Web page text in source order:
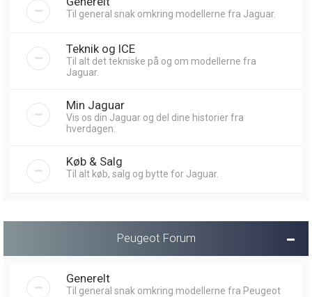
Til general snak omkring modellerne fra Jaguar.
Teknik og ICE
Til alt det tekniske på og om modellerne fra
Jaguar.
Min Jaguar
Vis os din Jaguar og del dine historier fra
hverdagen.
Køb & Salg
Til alt køb, salg og bytte for Jaguar.
Peugeot Forum
Generelt
Til general snak omkring modellerne fra Peugeot